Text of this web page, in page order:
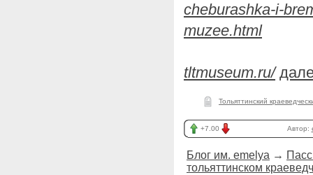
cheburashka-i-
muzee.html
tltmuseum.ru/
Тольяттинский
+7.00 Автор:
Блог им. emelya →
тольяттинском